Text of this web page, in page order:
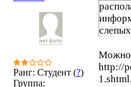
Ранг: Студент (?)
Группа:
Можно
http://
1.shtml.